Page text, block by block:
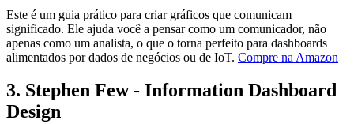
Este é um guia prático para criar gráficos que comunicam
significado. Ele ajuda você a pensar como um comunicador, não
apenas como um analista, o que o torna perfeito para dashboards
alimentados por dados de negócios ou de IoT. Compre na Amazon
3. Stephen Few - Information Dashboard
Design